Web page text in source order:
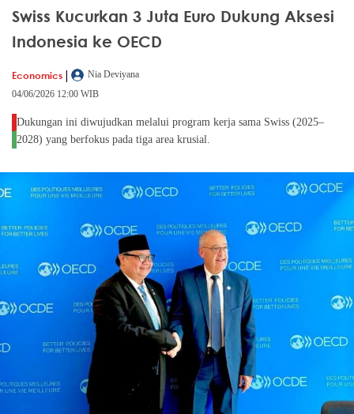
Swiss Kucurkan 3 Juta Euro Dukung Aksesi
Indonesia ke OECD
Economics |
Nia Deviyana
04/06/2026 12:00 WIB
Dukungan ini diwujudkan melalui program kerja sama Swiss (2025–
2028) yang berfokus pada tiga area krusial.